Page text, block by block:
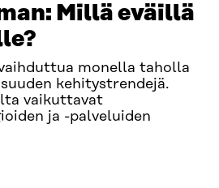
Millä eväillä
monella taholla
kehitystrendejä.
vaikuttavat
ja -palveluiden